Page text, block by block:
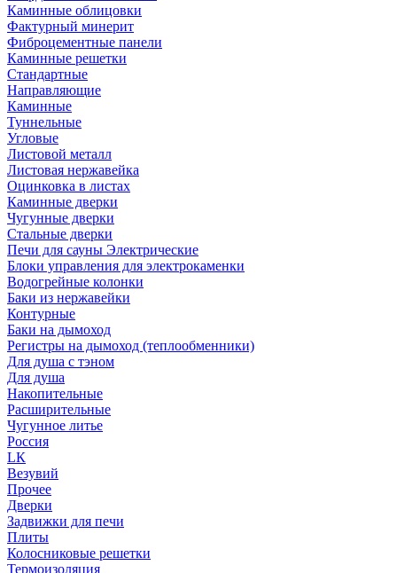
Каминные облицовки
Фактурный минерит
Фиброцементные панели
Каминные решетки
Стандартные
Направляющие
Каминные
Туннельные
Угловые
Листовой металл
Листовая нержавейка
Оцинковка в листах
Каминные дверки
Чугунные дверки
Стальные дверки
Печи для сауны Электрические
Блоки управления для электрокаменки
Водогрейные колонки
Баки из нержавейки
Контурные
Баки на дымоход
Регистры на дымоход (теплообменники)
Для душа с тэном
Для душа
Накопительные
Расширительные
Чугунное литье
Россия
LК
Везувий
Прочее
Дверки
Задвижки для печи
Плиты
Колосниковые решетки
Термоизоляция